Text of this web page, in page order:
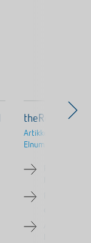
theRonda
Artikkel-nr.
Elnummer